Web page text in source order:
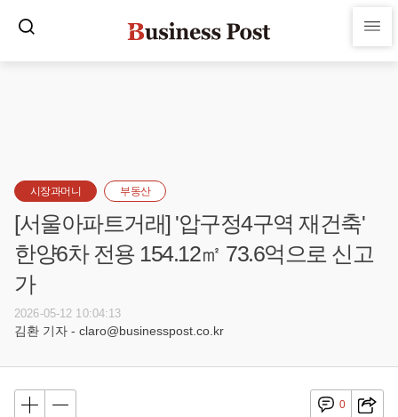
시장과머니 부동산
[서울아파트거래] '압구정4구역 재건축'
한양6차 전용 154.12㎡ 73.6억으로 신고
가
2026-05-12 10:04:13
김환 기자 - claro@businesspost.co.kr
0